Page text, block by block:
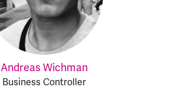
Andreas Wichman
Business Controller